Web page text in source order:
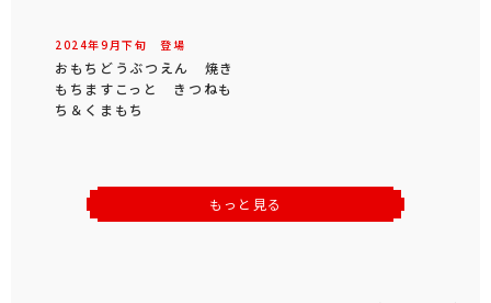
2024年9 月下旬 登場
おもちどうぶつえん 焼き
もちますこっと きつねも
ち＆くまもち
もっと見る